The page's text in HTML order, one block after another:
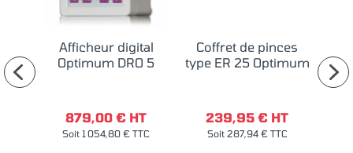
Afficheur digital
Optimum DRO 5
879,00 € HT
Soit 1 054,80 € TTC
Coffret de pinces
type ER 25 Optimum
239,95 € HT
Soit 287,94 € TTC